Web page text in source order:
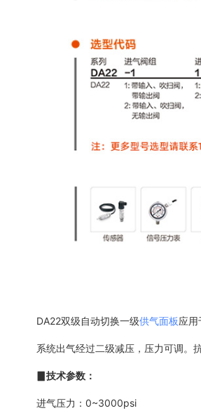
DA22双级自动切换一级供气面板应
系统出气经过二级减压，压力可调。
▊技术参数：
进气压力：0~3000psi